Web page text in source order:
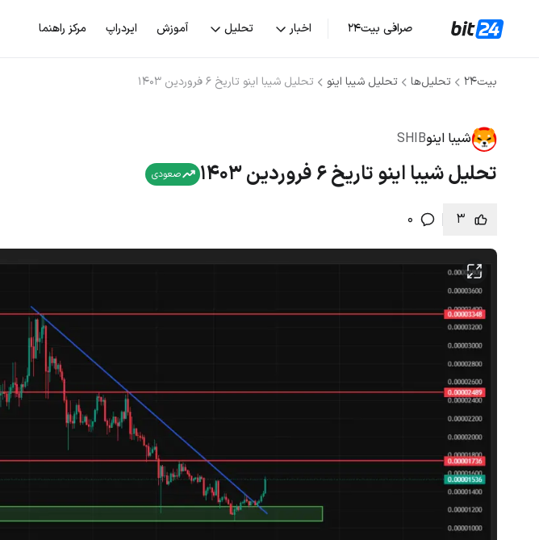
صرافی بیت۲۴ اخبار تحلیل آموزش ایردراپ مرکز راهنما
بیت۲۴ تحلیل‌ها تحلیل شیبا اینو تحلیل شیبا اینو تاریخ 6 فروردین 1403
شیبا اینوSHIB
تحلیل شیبا اینو تاریخ 6 فروردین 1403 صعودی
3
0